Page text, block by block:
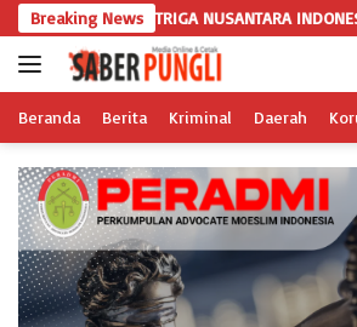
Langsung
ke
konten
Breaking News
TRIGA NUSANTARA INDONESIA LAYANGKAN
Beranda Berita Kriminal Daerah